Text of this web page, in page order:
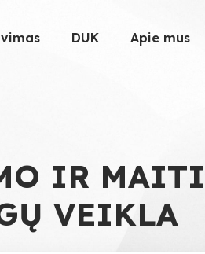
DUK Apie mus
IR
VEIKLA